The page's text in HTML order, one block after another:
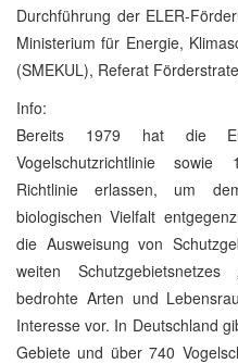
Durchführung der ELER-
Ministerium für Energie,
(SMEKUL), Referat
Info:
Bereits 1979 hat die
Vogelschutzrichtlinie sowie
Richtlinie erlassen, um
biologischen Vielfalt
die Ausweisung von
weiten
bedrohte Arten und
Interesse vor. In Deutschland
Gebiete und über 740